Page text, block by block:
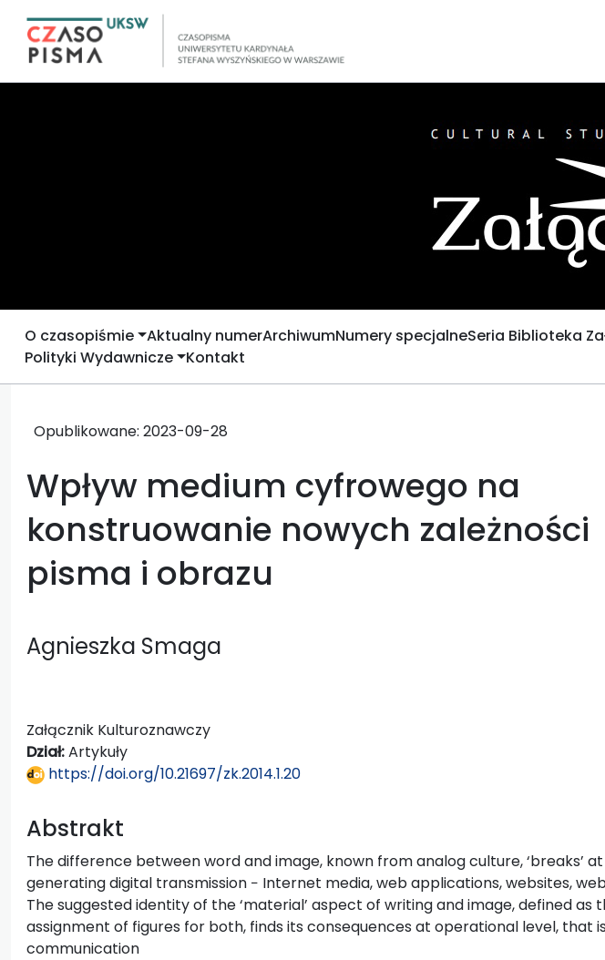
O czasopiśmie Aktualny numerArchiwumNumery specjalneSeria Biblioteka
Polityki Wydawnicze Kontakt
Opublikowane: 2023-09-28
Wpływ medium cyfrowego na
konstruowanie nowych zależności
pisma i obrazu
Agnieszka Smaga
Załącznik Kulturoznawczy
Dział:Artykuły
https://doi.org/10.21697/zk.2014.1.20
Abstrakt
The difference between word and image, known from analog culture, ‘breaks’
generating digital transmission − Internet media, web applications, websites,
The suggested identity of the ‘material’ aspect of writing and image, defined as
assignment of figures for both, finds its consequences at operational level, that
communication